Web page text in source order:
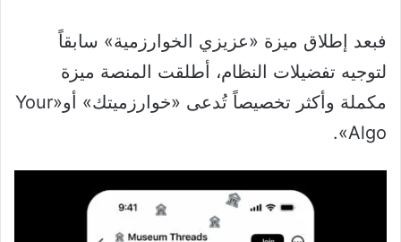
فبعد إطلاق ميزة «عزيزي الخوارزمية» سابقاً
لتوجيه تفضيلات النظام، أطلقت المنصة ميزة
مكملة وأكثر تخصيصاً تُدعى «خوارزميتك» أو«Your
Algo».